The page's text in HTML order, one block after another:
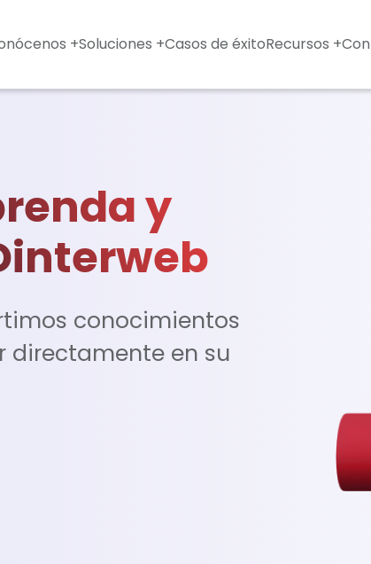
+Soluciones +Casos de éxitoRecursos +
y
conocimientos
directamente en su